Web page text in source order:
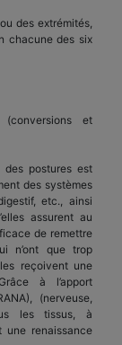
des extrémités,
chacune des six
et
postures est
des systèmes
etc., ainsi
assurent au
de remettre
n’ont que trop
reçoivent une
à l’apport
(nerveuse,
les tissus, à
renaissance